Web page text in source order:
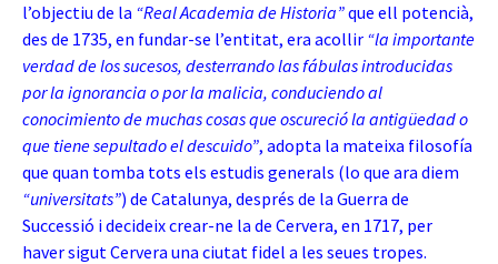
l’objectiu de la “Real Academia de Historia”que ell potencià,
des de 1735, en fundar-se l’entitat, era acollir “la importante
verdad de los sucesos, desterrando las fábulas introducidas
por la ignorancia o por la malicia, conduciendo al
conocimiento de muchas cosas que oscureció la antigüedad o
que tiene sepultado el descuido”, adopta la mateixa filosofía
que quan tomba tots els estudis generals (lo que ara diem
“universitats”) de Catalunya, després de la Guerra de
Successió i decideix crear-ne la de Cervera, en 1717, per
haver sigut Cervera una ciutat fidel a les seues tropes.